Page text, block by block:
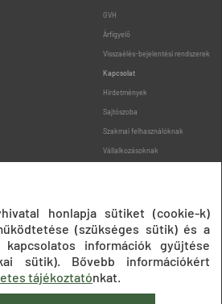
GVH
Árfigyelő
Visszaélés-bejelentési rendszerek
Kapcsolat
Hirdetmények
Sajtószoba
Szakmai felhasználóknak
Vállalkozásoknak
Oldaltérkép
honlapja sütiket (cookie-k)
(szükséges sütik) és a
kapcsolatos információk gyűjtése
sütik). Bővebb információkért
tájékoztatónkat.